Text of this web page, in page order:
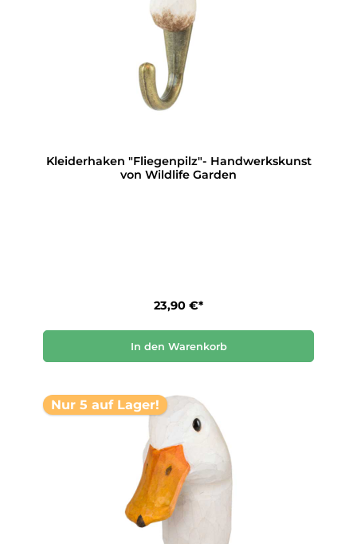
Kleiderhaken "Fliegenpilz"- Handwerkskunst
von Wildlife Garden
23,90 €*
In den Warenkorb
Nur 5 auf Lager!